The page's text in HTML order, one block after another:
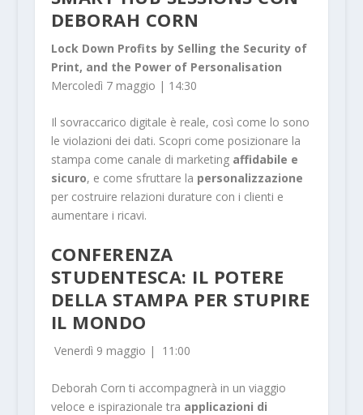
DEBORAH CORN
Lock Down Profits by Selling the Security of
Print, and the Power of Personalisation
Mercoledì 7 maggio | 14:30
Il sovraccarico digitale è reale, così come lo sono
le violazioni dei dati. Scopri come posizionare la
stampa come canale di marketing affidabile e
sicuro, e come sfruttare la personalizzazione
per costruire relazioni durature con i clienti e
aumentare i ricavi.
CONFERENZA
STUDENTESCA: IL POTERE
DELLA STAMPA PER STUPIRE
IL MONDO
Venerdì 9 maggio | 11:00
Deborah Corn ti accompagnerà in un viaggio
veloce e ispirazionale tra applicazioni di